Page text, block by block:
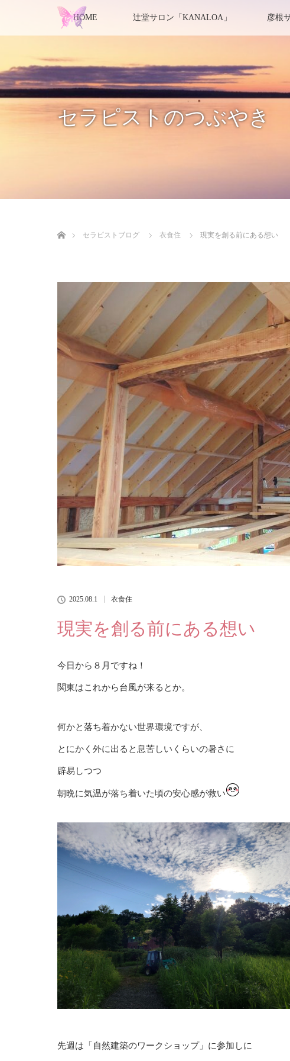
HOME 辻堂サロン「KANALOA」 彦根
セラピストのつぶやき
セラピストブログ
衣食住 現実を創る前にある想い
2025.08.1 衣食住
現実を創る前にある想い
今日から８月ですね！
関東はこれから台風が来るとか。
何かと落ち着かない世界環境ですが、
とにかく外に出ると息苦しいくらいの暑さに
辟易しつつ
朝晩に気温が落ち着いた頃の安心感が救い
先週は「自然建築のワークショップ」に参加しに